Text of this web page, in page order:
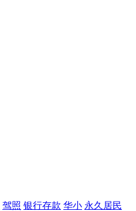
驾照 银行存款 华小 永久居民